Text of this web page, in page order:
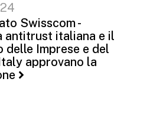
Swisscom -
antitrust italiana e il
delle Imprese e del
approvano la